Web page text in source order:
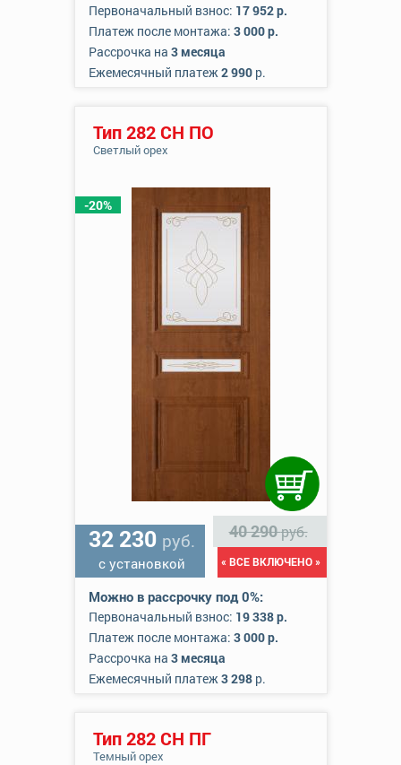
Первоначальный взнос: 17 952 р.
Платеж после монтажа: 3 000 р.
Рассрочка на 3 месяца
Ежемесячный платеж2 990р.
-20%
Тип 282 СН ПО
Светлый орех
32 230 руб.
с установкой
40 290руб.
« ВСЕ ВКЛЮЧЕНО »
Можно в рассрочку под 0%:
Первоначальный взнос: 19 338 р.
Платеж после монтажа: 3 000 р.
Рассрочка на 3 месяца
Ежемесячный платеж3 298р.
Тип 282 СН ПГ
Темный орех